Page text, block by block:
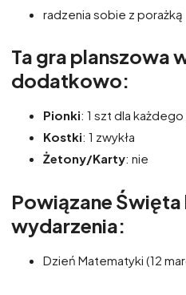
radzenia sobie z porażką
Ta gra planszowa
dodatkowo:
Pionki: 1 szt dla
Kostki: 1 zwykła
Żetony/Karty: nie
Powiązane
wydarzenia:
Dzień Matematyki (12